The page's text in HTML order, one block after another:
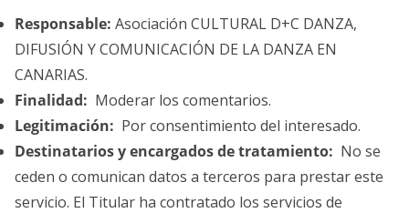
Responsable: Asociación CULTURAL D+C DANZA,
DIFUSIÓN Y COMUNICACIÓN DE LA DANZA EN
CANARIAS.
Finalidad: Moderar los comentarios.
Legitimación: Por consentimiento del interesado.
Destinatarios y encargados de tratamiento: No se
ceden o comunican datos a terceros para prestar este
servicio. El Titular ha contratado los servicios de